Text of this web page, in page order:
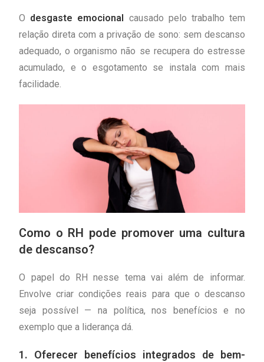
O desgaste emocional causado pelo trabalho tem
relação direta com a privação de sono: sem descanso
adequado, o organismo não se recupera do estresse
acumulado, e o esgotamento se instala com mais
facilidade.
Como o RH pode promover uma cultura
de descanso?
O papel do RH nesse tema vai além de informar.
Envolve criar condições reais para que o descanso
seja possível — na política, nos benefícios e no
exemplo que a liderança dá.
1. Oferecer benefícios integrados de bem-